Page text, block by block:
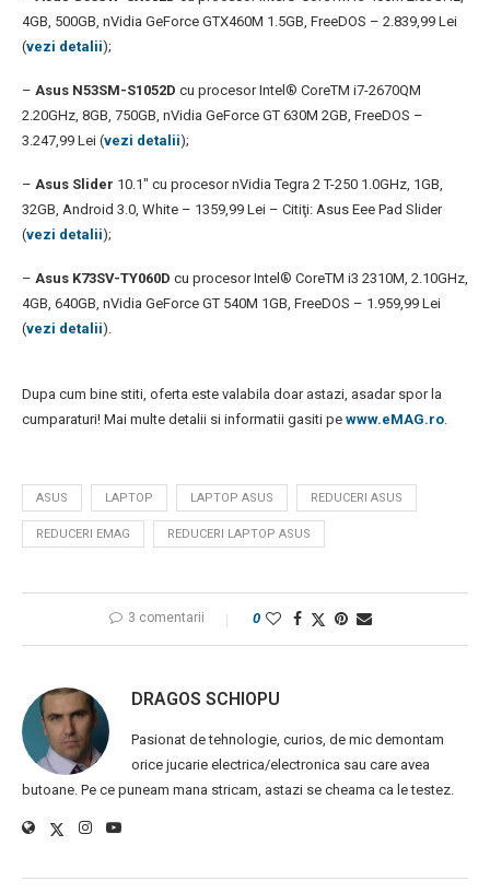
4GB, 500GB, nVidia GeForce GTX460M 1.5GB, FreeDOS – 2.839,99 Lei
(vezi detalii);
– Asus N53SM-S1052D cu procesor Intel® CoreTM i7-2670QM
2.20GHz, 8GB, 750GB, nVidia GeForce GT 630M 2GB, FreeDOS –
3.247,99 Lei (vezi detalii);
– Asus Slider 10.1″ cu procesor nVidia Tegra 2 T-250 1.0GHz, 1GB,
32GB, Android 3.0, White – 1359,99 Lei – Citiţi: Asus Eee Pad Slider
(vezi detalii);
– Asus K73SV-TY060D cu procesor Intel® CoreTM i3 2310M, 2.10GHz,
4GB, 640GB, nVidia GeForce GT 540M 1GB, FreeDOS – 1.959,99 Lei
(vezi detalii).
Dupa cum bine stiti, oferta este valabila doar astazi, asadar spor la
cumparaturi! Mai multe detalii si informatii gasiti pe www.eMAG.ro
ASUS LAPTOP LAPTOP ASUS REDUCERI ASUS
REDUCERI EMAG REDUCERI LAPTOP ASUS
3 comentarii 0
DRAGOS SCHIOPU
Pasionat de tehnologie, curios, de mic demontam
orice jucarie electrica/electronica sau care avea
butoane. Pe ce puneam mana stricam, astazi se cheama ca le testez.